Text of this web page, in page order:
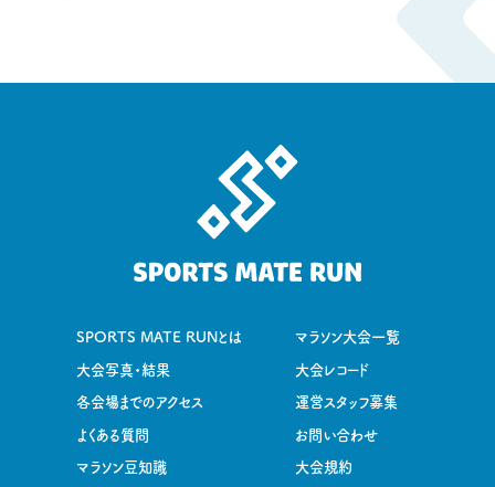
SPORTS MATE RUNとは マラソン大会一覧
大会写真・結果 大会レコード
各会場までのアクセス 運営スタッフ募集
よくある質問 お問い合わせ
マラソン豆知識 大会規約